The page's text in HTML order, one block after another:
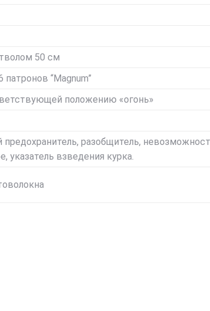
50 см
“Magnum”
положению «огонь»
разобщитель,
указатель взведения курка.